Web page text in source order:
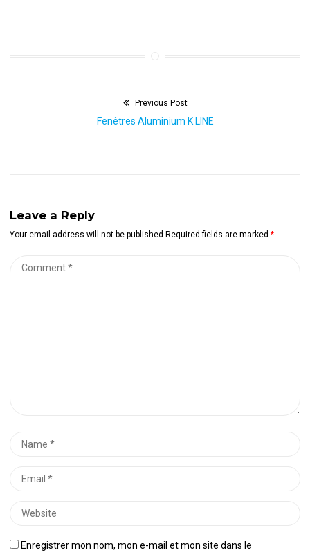
Previous Post
Previous
Fenêtres Aluminium K LINE
Leave a Reply
Your email address will not be published.Required fields are marked *
Comment
Name
Email
Website
Enregistrer mon nom, mon e-mail et mon site dans le